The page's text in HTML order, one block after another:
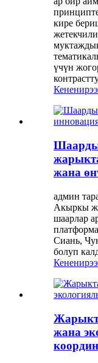
кире
үчүн
жана
админ
Акыркы
шаарлар
Сиань,
болуп
жана